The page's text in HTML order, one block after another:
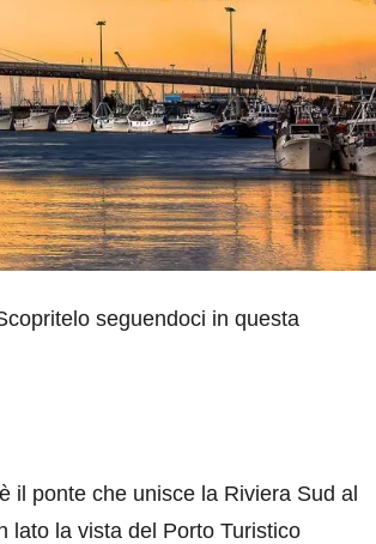
seguendoci in questa
il ponte che unisce la Riviera Sud al
lato la vista del Porto Turistico